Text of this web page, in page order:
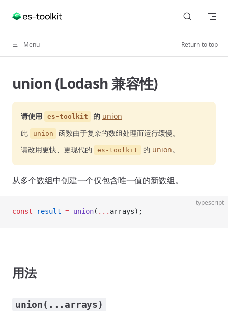
Skip to content
Menu Return to top
union (Lodash 兼容性)
请使用 es-toolkit 的 union
此
union
函数由于复杂的数组处理而运行缓慢。
请改用更快、更现代的
es-toolkit 的 union。
从多个数组中创建一个仅包含唯一值的新数组。
typescript
const result = union( ... arrays);
用法
union(...arrays)